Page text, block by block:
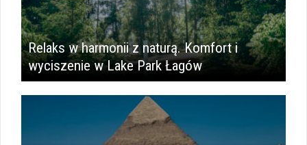
​Relaks w harmonii z naturą. Komfort i
wyciszenie w Lake Park Łagów